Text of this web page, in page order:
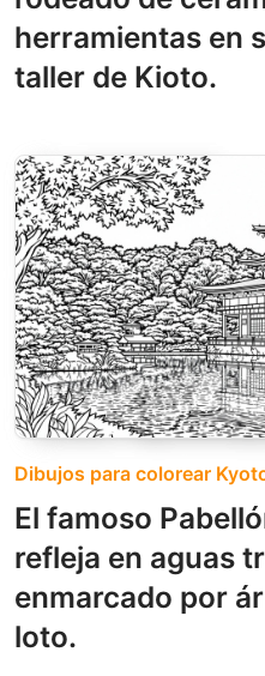
herramientas en
taller de Kioto.
Dibujos para colorear
El famoso
refleja en aguas
enmarcado por
loto.